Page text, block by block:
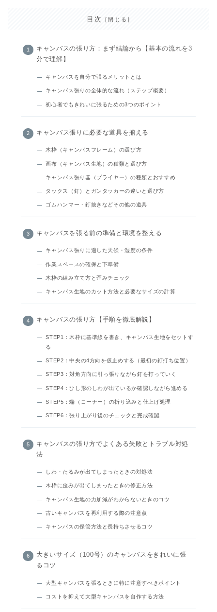
目次
キャンバスの張り方：まず結論から【基本の流れを3
分で理解】
キャンバスを自分で張るメリットとは
キャンバス張りの全体的な流れ（ステップ概要）
初心者でもきれいに張るための3つのポイント
キャンバス張りに必要な道具を揃える
木枠（キャンバスフレーム）の選び方
画布（キャンバス生地）の種類と選び方
キャンバス張り器（プライヤー）の種類とおすすめ
タックス（釘）とガンタッカーの違いと選び方
ゴムハンマー・釘抜きなどその他の道具
キャンバスを張る前の準備と環境を整える
キャンバス張りに適した天候・湿度の条件
作業スペースの確保と下準備
木枠の組み立て方と歪みチェック
キャンバス生地のカット方法と必要なサイズの計算
キャンバスの張り方【手順を徹底解説】
STEP1：木枠に基準線を書き、キャンバス生地をセットす
る
STEP2：中央の4方向を仮止めする（最初の釘打ち位置）
STEP3：対角方向に引っ張りながら釘を打っていく
STEP4：ひし形のしわが出ているか確認しながら進める
STEP5：端（コーナー）の折り込みと仕上げ処理
STEP6：張り上がり後のチェックと完成確認
キャンバスの張り方でよくある失敗とトラブル対処
法
しわ・たるみが出てしまったときの対処法
木枠に歪みが出てしまったときの修正方法
キャンバス生地の力加減がわからないときのコツ
古いキャンバスを再利用する際の注意点
キャンバスの保管方法と長持ちさせるコツ
大きいサイズ（100号）のキャンバスをきれいに張
るコツ
大型キャンバスを張るときに特に注意すべきポイント
コストを抑えて大型キャンバスを自作する方法